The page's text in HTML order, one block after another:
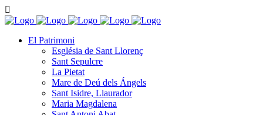
El Patrimoni
Església de Sant Llorenç
Sant Sepulcre
La Pietat
Mare de Deú dels Ángels
Sant Isidre, Llaurador
Maria Magdalena